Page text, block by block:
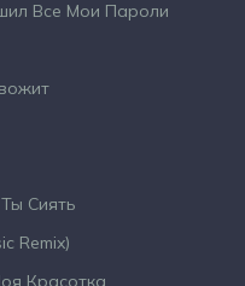
Все Мои Пароли
Сиять
Remix)
Красотка